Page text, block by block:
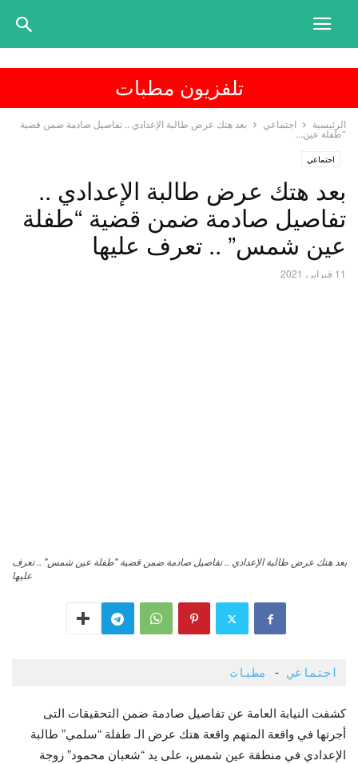
تلفزيون مطبات
الرئيسية اجتماعي
بعد هتك عرض طالبة الإعدادي .. تفاصيل صادمة ضمن قضية
“طفلة عين...
اجتماعي
بعد هتك عرض طالبة الإعدادي ..
تفاصيل صادمة ضمن قضية “طفلة
عين شمس” .. تعرف عليها
11 فبراير، 2021
بعد هتك عرض طالبة الإعدادي .. تفاصيل صادمة ضمن قضية "طفلة عين شمس" .. تعرف
عليها
اجتماعي - مطبات
كشفت النيابة العامة عن تفاصيل صادمة ضمن التحقيقات التى
أجرتها في واقعة المتهم واقعة هتك عرض الـ طفلة “سلمي” طالبة
الإعدادي في منطقة عين شمس، على يد “شعبان محمود” زوجة